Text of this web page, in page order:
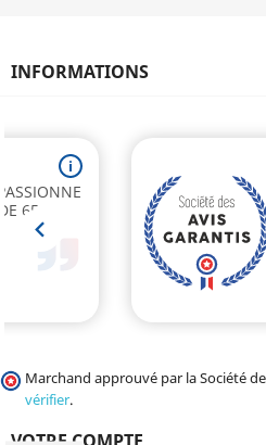
INFORMATIONS
Marchand approuvé par la Société
vérifier.